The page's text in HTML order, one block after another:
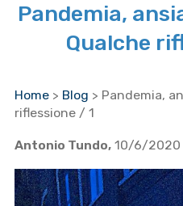
Pandemia,
Qualche
Home > Blog > Pandemia,
riflessione / 1
Antonio Tundo, 10/6/2020